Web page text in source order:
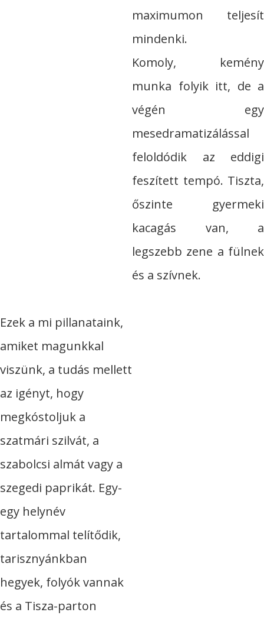
maximumon teljesít
mindenki.
Komoly, kemény
munka folyik itt, de a
végén egy
mesedramatizálással
feloldódik az eddigi
feszített tempó. Tiszta,
őszinte gyermeki
kacagás van, a
legszebb zene a fülnek
és a szívnek.
Ezek a mi pillanataink,
amiket magunkkal
viszünk, a tudás mellett
az igényt, hogy
megkóstoljuk a
szatmári szilvát, a
szabolcsi almát vagy a
szegedi paprikát. Egy-
egy helynév
tartalommal telítődik,
tarisznyánkban
hegyek, folyók vannak
és a Tisza-parton